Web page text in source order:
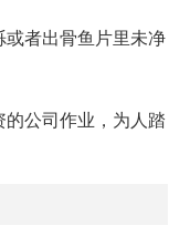
者出骨鱼片里未净
公司作业，为人踏